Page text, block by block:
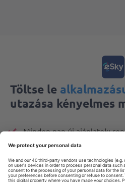
Töltse le
utazása kényelmes
Minden nap új ajánlatok:
városlátogatások
A foglalások kényelmes
Minden, ami számít, mindig